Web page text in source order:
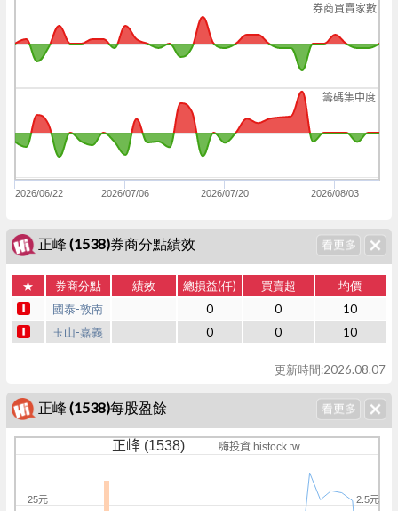
券商買賣家數
籌碼集中度
2026/06/22 2026/07/06 2026/07/20 2026/08/03
正峰 (1538)券商分點績效
★ 券商分點 績效 總損益(仟) 買賣超
均價
國泰-敦南
0 0
10
玉山-嘉義
0 0 10
更新時間:2026.08.07
正峰 (1538)每股盈餘
正峰 (1538) 嗨投資 histock.tw
2.5元
25元